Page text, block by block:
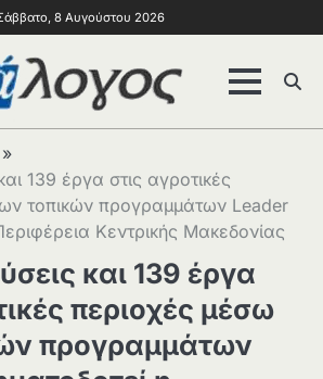
8 Αυγούστου 2026
139 έργα στις αγροτικές
τοπικών προγραμμάτων Leader
Κεντρικής Μακεδονίας
και 139 έργα
περιοχές μέσω
προγραμμάτων